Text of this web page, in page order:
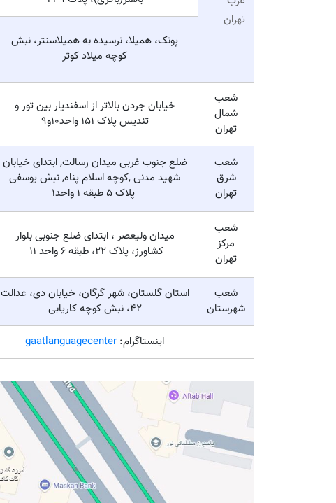
تهران
پونک، همیلا، نرسیده به همیلاسنتر، نبش
کوچه میلاد کوثر
شعب
شمال
تهران
خیابان جردن بالاتر از اسفندیار بین تور و
تندیس پلاک 151 واحد10و9
شعب
شرق
تهران
ضلع جنوب غربی میدان رسالت, ابتدای خیابان
شهید مدنی ,کوچه اسلام پناه, نبش یوسفی
پلاک 5 طبقه 1 واحد1
شعب
مرکز
تهران
میدان ولیعصر ، ابتدای ضلع جنوبی بلوار
کشاورز، پلاک ۲۲، طبقه ۶ واحد ۱۱
شعب
شهرستان
استان گلستان، شهر گرگان، خیابان دی، عدالت
42، نبش کوچه کاریابی
اینستاگرام: gaatlanguagecenter